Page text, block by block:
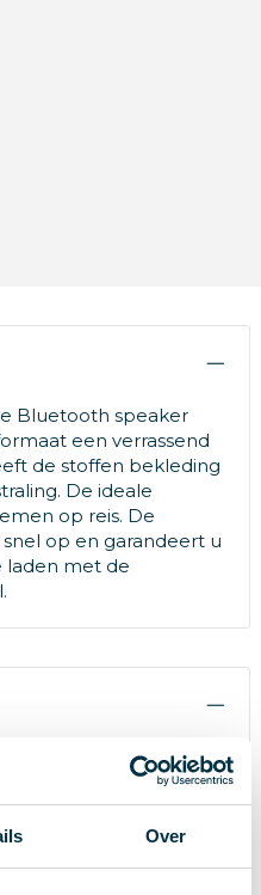
Over
Bluetooth speaker
een verrassend
de stoffen bekleding
De ideale
op reis. De
op en garandeert u
laden met de
200 g
ABS